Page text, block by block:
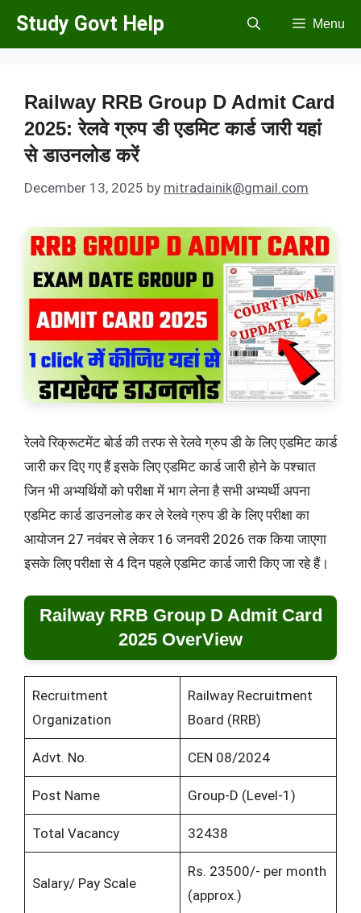
Skip
Study Govt Help Menu
Railway RRB Group D Admit Card
2025: रेलवे ग्रुप डी एडमिट कार्ड जारी यहां
से डाउनलोड करें
December 13, 2025 by mitradainik@gmail.com
रेलवे रिक्रूटमेंट बोर्ड की तरफ से रेलवे ग्रुप डी के लिए एडमिट कार्ड
जारी कर दिए गए हैं इसके लिए एडमिट कार्ड जारी होने के पश्चात
जिन भी अभ्यर्थियों को परीक्षा में भाग लेना है सभी अभ्यर्थी अपना
एडमिट कार्ड डाउनलोड कर ले रेलवे ग्रुप डी के लिए परीक्षा का
आयोजन 27 नवंबर से लेकर 16 जनवरी 2026 तक किया जाएगा
इसके लिए परीक्षा से 4 दिन पहले एडमिट कार्ड जारी किए जा रहे हैं।
Railway RRB Group D Admit Card
2025 OverView
Recruitment
Organization
Railway Recruitment
Board (RRB)
Advt. No. CEN 08/2024
Post Name Group-D (Level-1)
Total Vacancy 32438
Salary/ Pay Scale
Rs. 23500/- per month
(approx.)